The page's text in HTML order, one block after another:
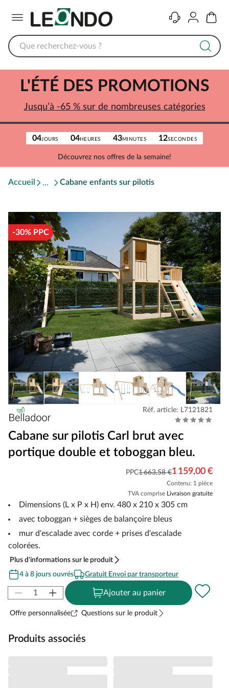
ContactComptePanier
04JOURS 04HEURES 43MINUTES 12SECONDES
Découvrez nos offres de la semaine!
L'ÉTÉ DES PROMOTIONS
Jusqu’à -65 % sur de nombreuses catégories
Accueil Cabane enfants sur pilotis
-30% PPC
Réf. article: L7121821
Cabane sur pilotis Carl brut avec
portique double et toboggan bleu.
PPC1 663,58 €1 159,00 €
Contenu: 1 pièce
TVA comprise Livraison gratuite
Dimensions (L x P x H) env. 480 x 210 x 305 cm
avec toboggan + sièges de balançoire bleus
mur d'escalade avec corde + prises d'escalade
colorées.
Plus d'informations sur le produit
4 à 8 jours ouvrés
Gratuit Envoi par transporteur
Ajouter au panier
Offre personnalisée Questions sur le produit
Produits associés